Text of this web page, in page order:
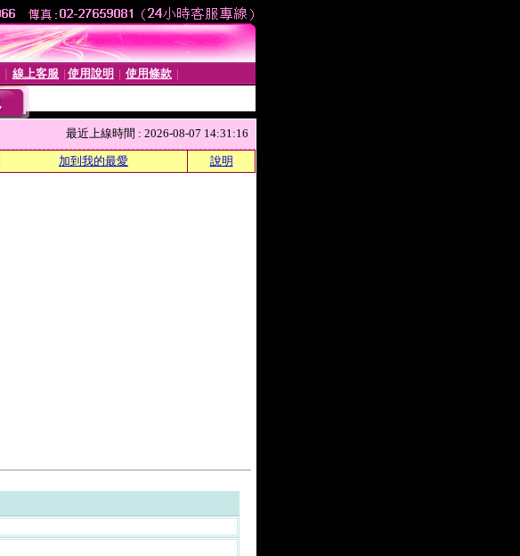
線上客服 使用說明 使用條款
最近上線時間 : 2026-08-07 14:31:16
加到我的最愛 說明